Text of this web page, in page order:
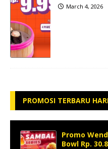
March 4, 2026
PROMOSI TERBARU
Promo
Bowl Rp.